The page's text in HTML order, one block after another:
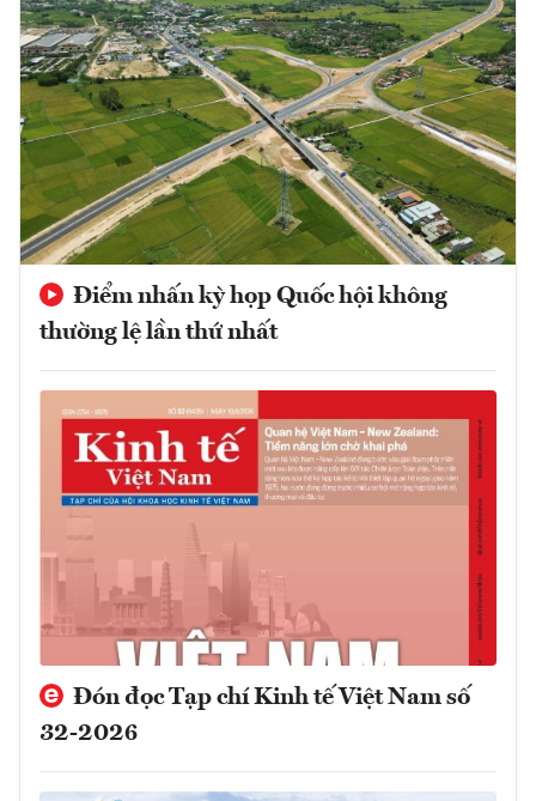
Điểm nhấn kỳ họp Quốc hội không
thường lệ lần thứ nhất
Đón đọc Tạp chí Kinh tế Việt Nam số
32-2026